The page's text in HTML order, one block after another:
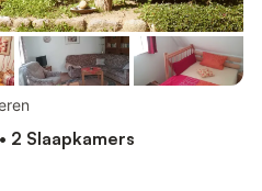
2 Slaapkamers